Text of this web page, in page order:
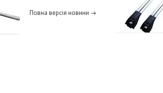
Повна версія новини